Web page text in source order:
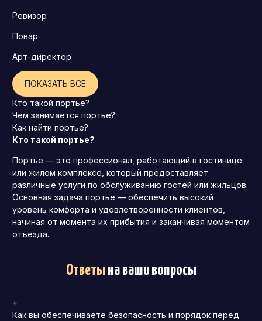
Ревизор
Повар
Арт-директор
ПОКАЗАТЬ ВСЕ
Кто такой портье?
Чем занимается портье?
Как найти портье?
Кто такой портье?
Портье — это профессионал, работающий в гостинице
или жилом комплексе, который предоставляет
различные услуги по обслуживанию гостей или жильцов.
Основная задача портье — обеспечить высокий
уровень комфорта и удовлетворенности клиентов,
начиная от момента их прибытия и заканчивая моментом
отъезда.
Ответына ваши вопросы
+
Как вы обеспечиваете безопасность и порядок перед